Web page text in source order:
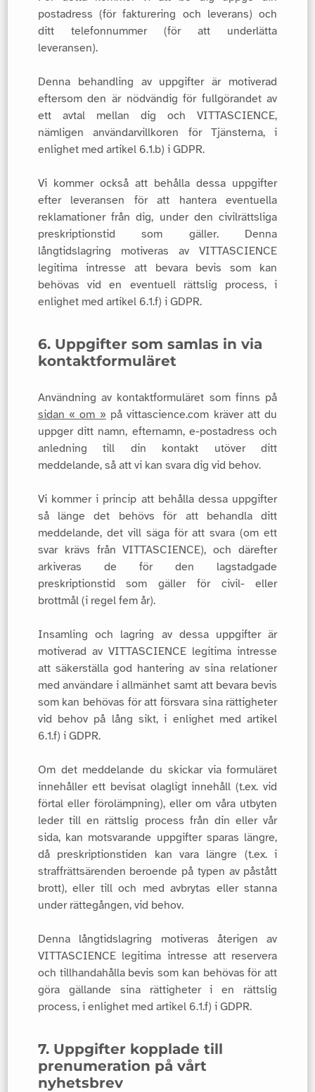
postadress (för fakturering och leverans) och
ditt telefonnummer (för att underlätta
leveransen).
Denna behandling av uppgifter är motiverad
eftersom den är nödvändig för fullgörandet av
ett avtal mellan dig och VITTASCIENCE,
nämligen användarvillkoren för Tjänsterna, i
enlighet med artikel 6.1.b) i GDPR.
Vi kommer också att behålla dessa uppgifter
efter leveransen för att hantera eventuella
reklamationer från dig, under den civilrättsliga
preskriptionstid som gäller. Denna
långtidslagring motiveras av VITTASCIENCE
legitima intresse att bevara bevis som kan
behövas vid en eventuell rättslig process, i
enlighet med artikel 6.1.f) i GDPR.
6. Uppgifter som samlas in via
kontaktformuläret
Användning av kontaktformuläret som finns på
sidan « om » på vittascience.com kräver att du
uppger ditt namn, efternamn, e-postadress och
anledning till din kontakt utöver ditt
meddelande, så att vi kan svara dig vid behov.
Vi kommer i princip att behålla dessa uppgifter
så länge det behövs för att behandla ditt
meddelande, det vill säga för att svara (om ett
svar krävs från VITTASCIENCE), och därefter
arkiveras de för den lagstadgade
preskriptionstid som gäller för civil- eller
brottmål (i regel fem år).
Insamling och lagring av dessa uppgifter är
motiverad av VITTASCIENCE legitima intresse
att säkerställa god hantering av sina relationer
med användare i allmänhet samt att bevara bevis
som kan behövas för att försvara sina rättigheter
vid behov på lång sikt, i enlighet med artikel
6.1.f) i GDPR.
Om det meddelande du skickar via formuläret
innehåller ett bevisat olagligt innehåll (t.ex. vid
förtal eller förolämpning), eller om våra utbyten
leder till en rättslig process från din eller vår
sida, kan motsvarande uppgifter sparas längre,
då preskriptionstiden kan vara längre (t.ex. i
straffrättsärenden beroende på typen av påstått
brott), eller till och med avbrytas eller stanna
under rättegången, vid behov.
Denna långtidslagring motiveras återigen av
VITTASCIENCE legitima intresse att reservera
och tillhandahålla bevis som kan behövas för att
göra gällande sina rättigheter i en rättslig
process, i enlighet med artikel 6.1.f) i GDPR.
7. Uppgifter kopplade till
prenumeration på vårt
nyhetsbrev